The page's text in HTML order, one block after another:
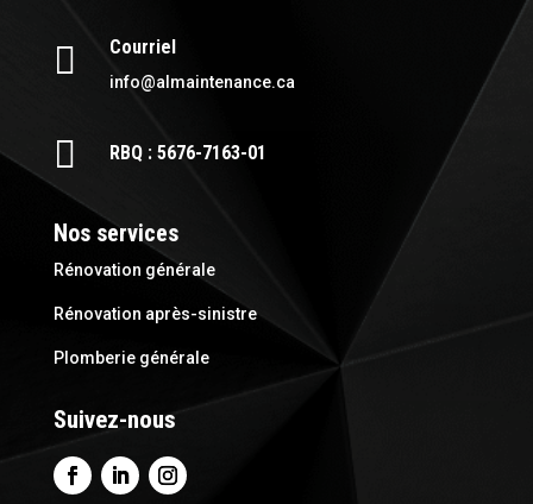
 Courriel
info@almaintenance.ca
 RBQ : 5676-7163-01
Nos services
Rénovation générale
Rénovation après-sinistre
Plomberie générale
Suivez-nous